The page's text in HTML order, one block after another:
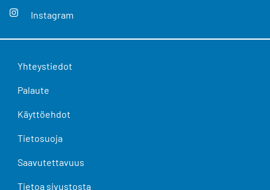
Instagram
Yhteystiedot
Palaute
Käyttöehdot
Tietosuoja
Saavutettavuus
Tietoa sivustosta